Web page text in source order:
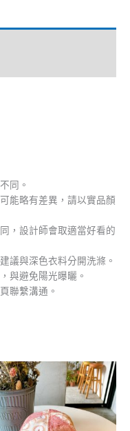
同。
能略有差異，請以實品顏
，設計師會取適當好看的
議與深色衣料分開洗滌。
與避免陽光曝曬。
聯繫溝通。